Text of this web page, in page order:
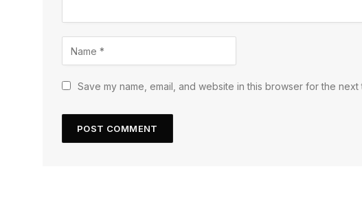
Save my name, email, and website in this browser for the next